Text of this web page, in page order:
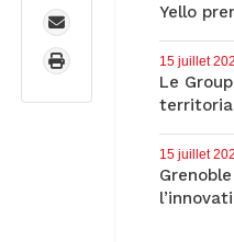
Yello
15 juillet
Le
15 juillet